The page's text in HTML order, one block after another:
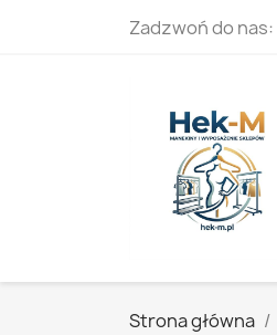
Zadzwoń do nas:
Strona główna